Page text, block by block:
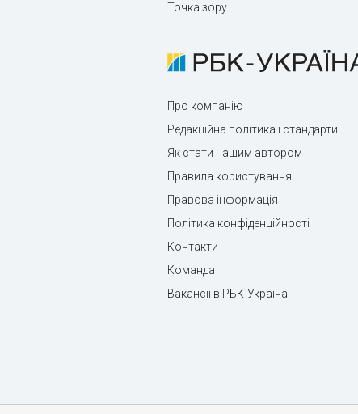
Точка зору
Про компанію
Редакційна політика і стандарти
Як стати нашим автором
Правила користування
Правова інформація
Політика конфіденційності
Контакти
Команда
Вакансії в РБК-Україна